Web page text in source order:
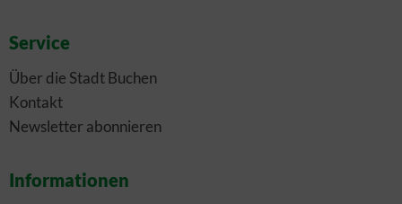
Service
Über die Stadt Buchen
Kontakt
Newsletter abonnieren
Informationen